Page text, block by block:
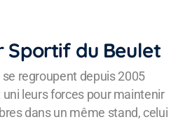
Sportif du Beulet
regroupent depuis 2005
leurs forces pour maintenir
dans un même stand, celui